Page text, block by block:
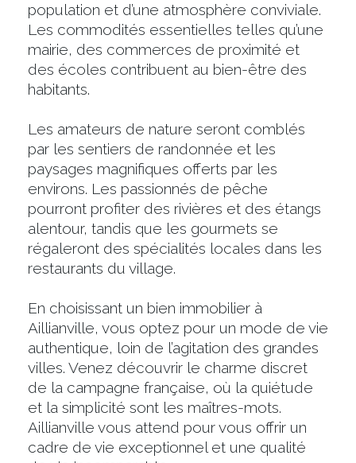
population et d’une atmosphère conviviale.
Les commodités essentielles telles qu’une
mairie, des commerces de proximité et
des écoles contribuent au bien-être des
habitants.
Les amateurs de nature seront comblés
par les sentiers de randonnée et les
paysages magnifiques offerts par les
environs. Les passionnés de pêche
pourront profiter des rivières et des étangs
alentour, tandis que les gourmets se
régaleront des spécialités locales dans les
restaurants du village.
En choisissant un bien immobilier à
Aillianville, vous optez pour un mode de vie
authentique, loin de l’agitation des grandes
villes. Venez découvrir le charme discret
de la campagne française, où la quiétude
et la simplicité sont les maîtres-mots.
Aillianville vous attend pour vous offrir un
cadre de vie exceptionnel et une qualité